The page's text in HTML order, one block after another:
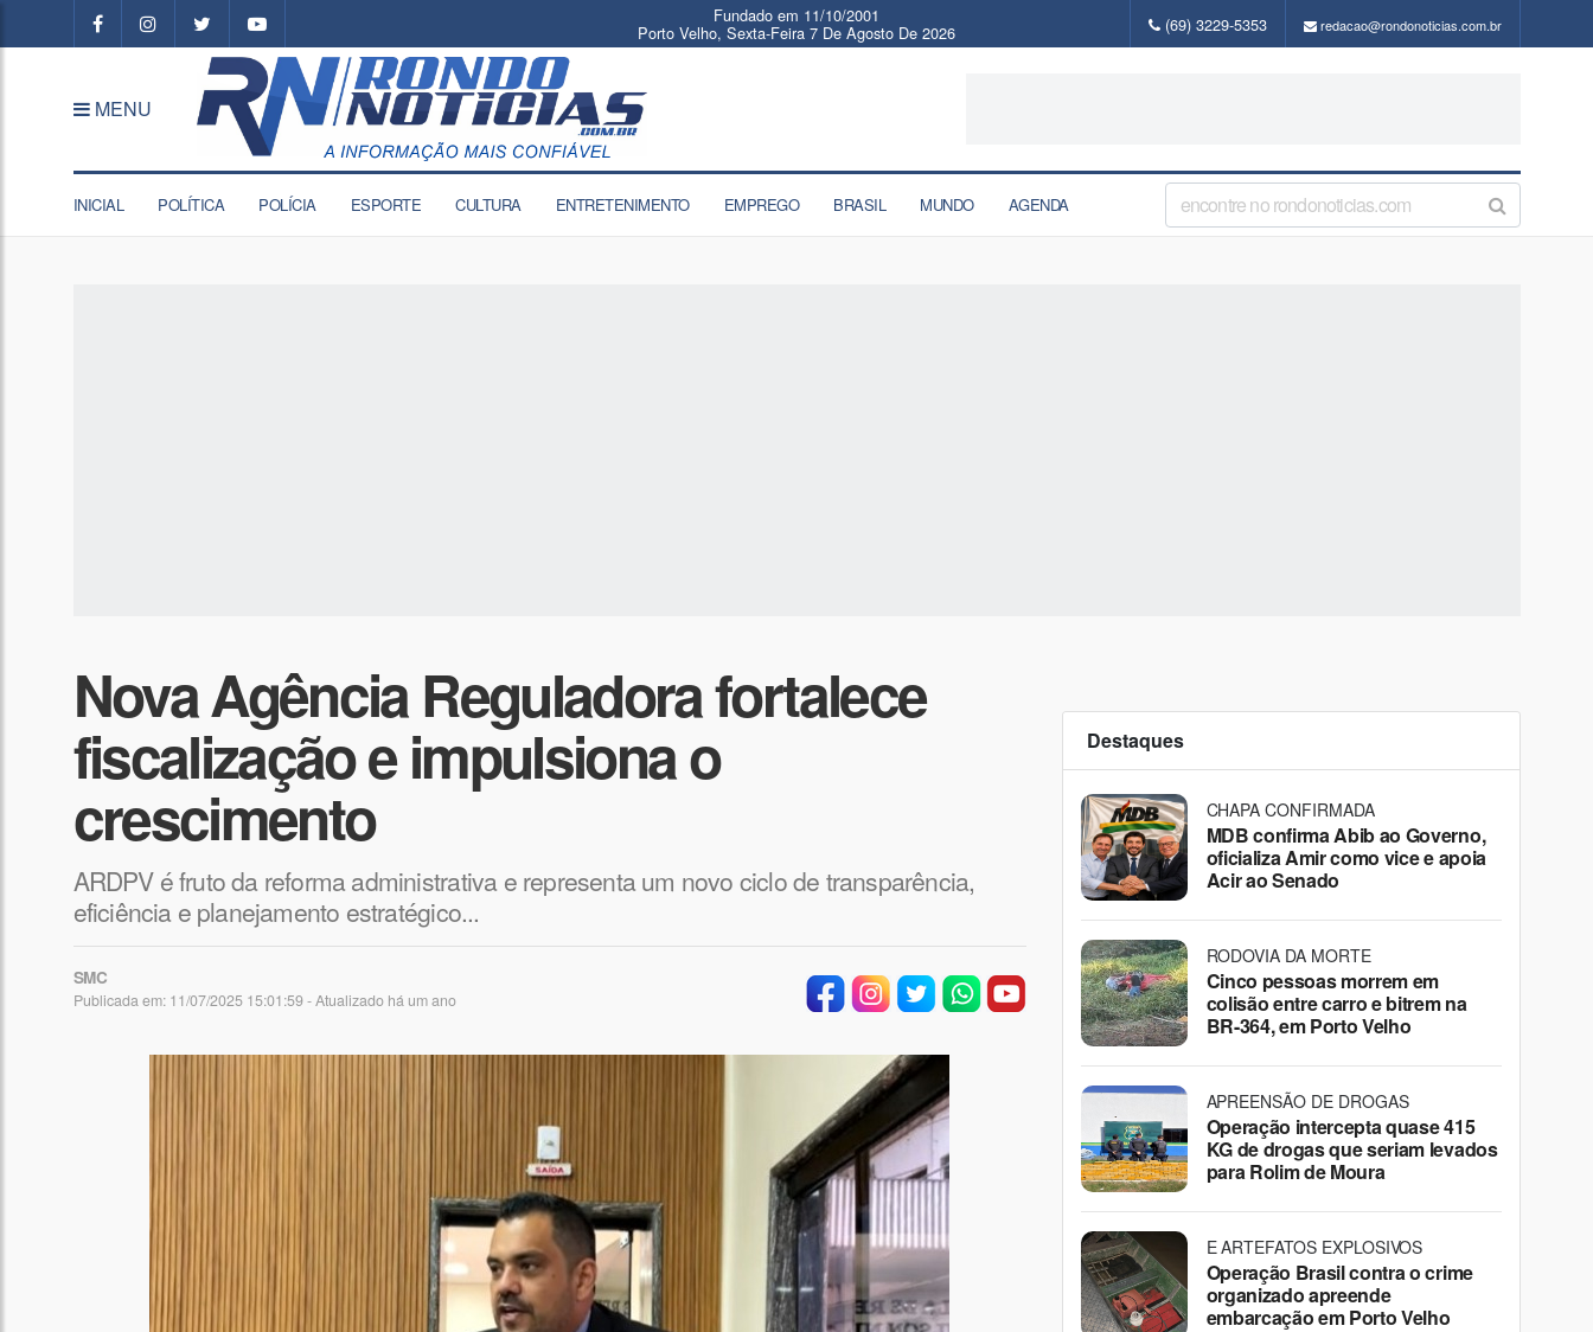
Fundado em 11/10/2001
Porto Velho, Sexta-Feira 7 De Agosto De 2026 (69) 3229-5353 redacao@rondonoticias.com.br
MENU
INICIAL POLÍTICA POLÍCIA ESPORTE CULTURA ENTRETENIMENTO EMPREGO BRASIL MUNDO AGENDA
Nova Agência Reguladora fortalece
fiscalização e impulsiona o
crescimento
ARDPV é fruto da reforma administrativa e representa um novo ciclo de transparência,
eficiência e planejamento estratégico...
SMC
Publicada em: 11/07/2025 15:01:59 - Atualizado há um ano
Destaques
CHAPA CONFIRMADA
MDB confirma Abib ao Governo,
oficializa Amir como vice e apoia
Acir ao Senado
RODOVIA DA MORTE
Cinco pessoas morrem em
colisão entre carro e bitrem na
BR-364, em Porto Velho
APREENSÃO DE DROGAS
Operação intercepta quase 415
KG de drogas que seriam levados
para Rolim de Moura
E ARTEFATOS EXPLOSIVOS
Operação Brasil contra o crime
organizado apreende
embarcação em Porto Velho